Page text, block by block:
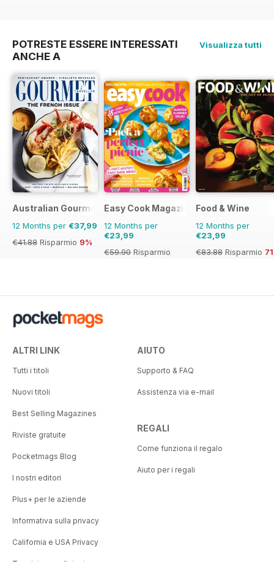
POTRESTE ESSERE INTERESSATI
ANCHE A
Visualizza tutti
Australian Gourmet Traveller
12 Months per €37,99
€41.88 Risparmio 9%
Easy Cook Magazine
12 Months per
€23,99
€59.90 Risparmio
Food & Wine
12 Months per
€23,99
€83.88 Risparmio
ALTRI LINK
Tutti i titoli
Nuovi titoli
Best Selling Magazines
Riviste gratuite
Pocketmags Blog
I nostri editori
Plus+ per le aziende
Informativa sulla privacy
California e USA Privacy
AIUTO
Supporto & FAQ
Assistenza via e-mail
REGALI
Come funziona il regalo
Aiuto per i regali